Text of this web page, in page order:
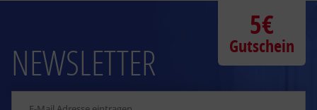
NEWSLETTER
5€
Gutschein